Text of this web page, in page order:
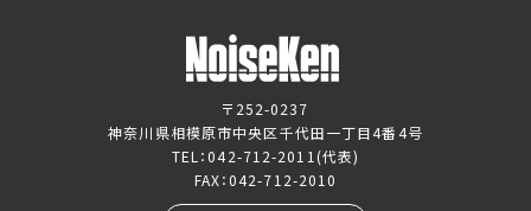
〒252-0237
神奈川県相模原市中央区千代田一丁目4番4号
TEL：042-712-2011 (代表)
FAX：042-712-2010